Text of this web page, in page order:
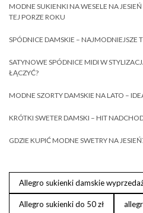
MODNE SUKIENKI NA WESELE NA
TEJ PORZE ROKU
SPÓDNICE DAMSKIE – NAJMODNIEJSZE
SATYNOWE SPÓDNICE MIDI W
ŁĄCZYĆ?
MODNE SZORTY DAMSKIE NA LATO –
KRÓTKI SWETER DAMSKI – HIT
GDZIE KUPIĆ MODNE SWETRY NA
Allegro sukienki damskie
Allegro sukienki do 50 zł